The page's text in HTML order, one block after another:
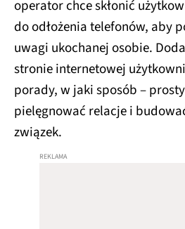
operator chce skłonić
do odłożenia telefonów, aby
uwagi ukochanej osobie.
stronie internetowej
porady, w jaki sposób –
pielęgnować relacje i
związek.